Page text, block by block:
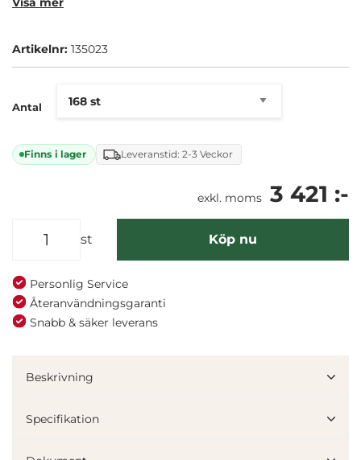
Artikelnr: 135023
Antal
Finns i lager Leveranstid: 2-3 Veckor
exkl. moms 3 421 :-
st Köp nu
Personlig Service
Återanvändningsgaranti
Snabb & säker leverans
Beskrivning
Specifikation